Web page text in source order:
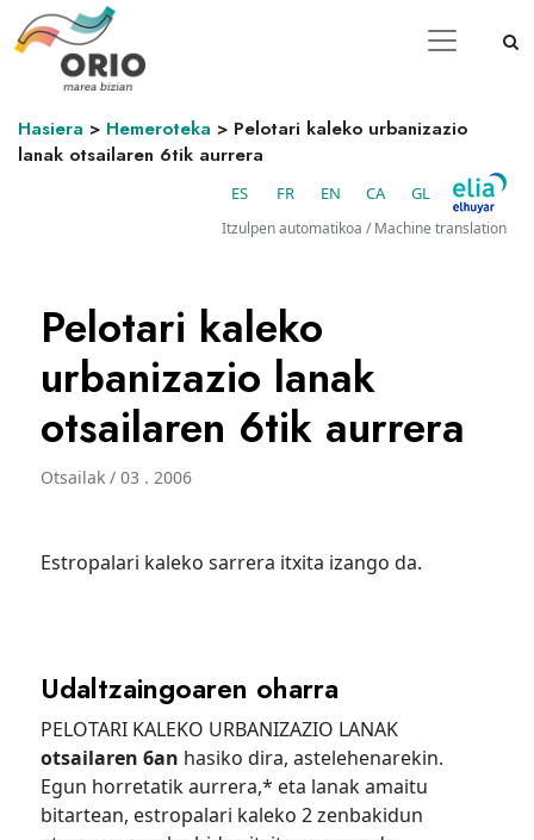
Hasiera > Hemeroteka > Pelotari kaleko urbanizazio
lanak otsailaren 6tik aurrera
ES FR EN CA GL
Itzulpen automatikoa / Machine translation
Pelotari kaleko
urbanizazio lanak
otsailaren 6tik aurrera
Otsailak / 03 . 2006
Estropalari kaleko sarrera itxita izango da.
Udaltzaingoaren oharra
PELOTARI KALEKO URBANIZAZIO LANAK
otsailaren 6an hasiko dira, astelehenarekin.
Egun horretatik aurrera,* eta lanak amaitu
bitartean, estropalari kaleko 2 zenbakidun